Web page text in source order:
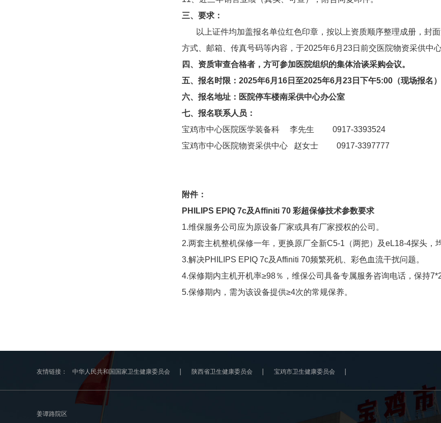
三、要求：
以上证件均加盖报名单位红色印章，按以上资质顺序整理成册，封
方式、邮箱、传真号码等内容，于2025年6月23日前交医院物资采供中
四、资质审查合格者，方可参加医院组织的集体洽谈采购会议。
五、报名时限：2025年6月16日至2025年6月23日下午5:00（现场报名）
六、报名地址：医院停车楼南采供中心办公室
七、报名联系人员：
宝鸡市中心医院医学装备科 李先生 0917-3393524
宝鸡市中心医院物资采供中心 赵女士 0917-3397777
附件：
PHILIPS EPIQ 7c及Affiniti 70 彩超保修技术参数要求
1.维保服务公司应为原设备厂家或具有厂家授权的公司。
2.两套主机整机保修一年，更换原厂全新C5-1（两把）及eL18-4探头，
3.解决PHILIPS EPIQ 7c及Affiniti 70频繁死机、彩色血流干扰问题。
4.保修期内主机开机率≥98％，维保公司具备专属服务咨询电话，保持
5.保修期内，需为该设备提供≥4次的常规保养。
友情链接： 中华人民共和国国家卫生健康委员会 陕西省卫生健康委员会 宝鸡市卫生健康委员会
姜谭路院区